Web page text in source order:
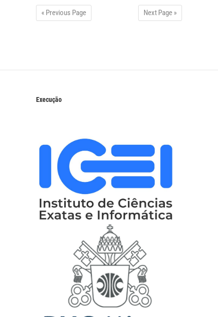
« Previous Page Next Page »
Execução